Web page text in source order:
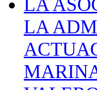
LA